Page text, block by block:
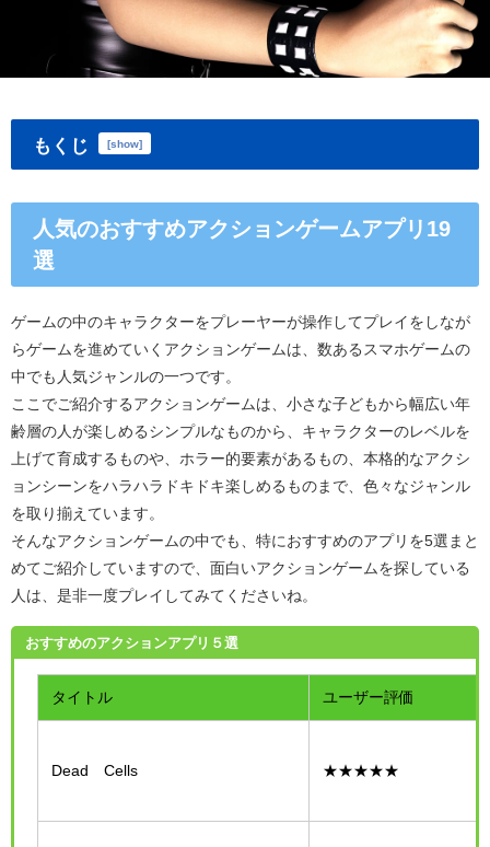
もくじ [show]
人気のおすすめアクションゲームアプリ19
選
ゲームの中のキャラクターをプレーヤーが操作してプレイをしなが
らゲームを進めていくアクションゲームは、数あるスマホゲームの
中でも人気ジャンルの一つです。
ここでご紹介するアクションゲームは、小さな子どもから幅広い年
齢層の人が楽しめるシンプルなものから、キャラクターのレベルを
上げて育成するものや、ホラー的要素があるもの、本格的なアクシ
ョンシーンをハラハラドキドキ楽しめるものまで、色々なジャンル
を取り揃えています。
そんなアクションゲームの中でも、特におすすめのアプリを5選まと
めてご紹介していますので、面白いアクションゲームを探している
人は、是非一度プレイしてみてくださいね。
おすすめのアクションアプリ５選
タイトル ユーザー評価
Dead Cells ★★★★★